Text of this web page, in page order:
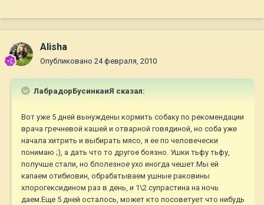
Alisha
Опубликовано 24 февраля, 2010
ЛабрадорБусинкаиЯ сказал:
Вот уже 5 дней вынуждены кормить собаку по рекомендации
врача гречневой кашей и отварной говядиной, но соба уже
начала хитрить и выбирать мясо, я ее по человечески
понимаю ;), а дать что то другое боязно. Ушки тьфу тьфу,
получше стали, но блолезное ухо иногда чешет.Мы ей
капаем отибиовин, обрабатываем ушные раковины
хлорогексидином раз в день, и 1\2 супрастина на ночь
даем.Еще 5 дней осталось, может кто посоветует что нибудь